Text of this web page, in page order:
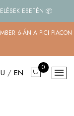
ESETÉN 📦
6-ÁN A PICI PIACON
/ EN 0